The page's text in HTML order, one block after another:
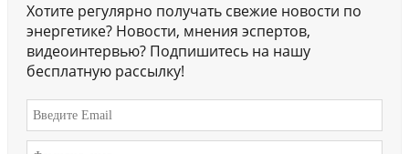
Хотите регулярно получать свежие новости по
энергетике? Новости, мнения эспертов,
видеоинтервью? Подпишитесь на нашу
бесплатную рассылку!